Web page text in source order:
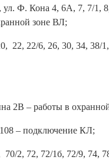
ул. Ф. Кона 4, 6А, 7, 7/1,
зоне ВЛ;
22, 22/6, 26, 30, 34, 38/
2В – работы в
– подключение КЛ;
2, 72, 72/1б, 72/9, 74,